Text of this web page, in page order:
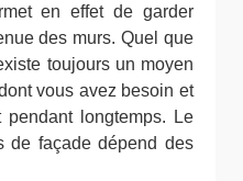
en effet de garder
des murs. Quel que
toujours un moyen
vous avez besoin et
longtemps. Le
de façade dépend des